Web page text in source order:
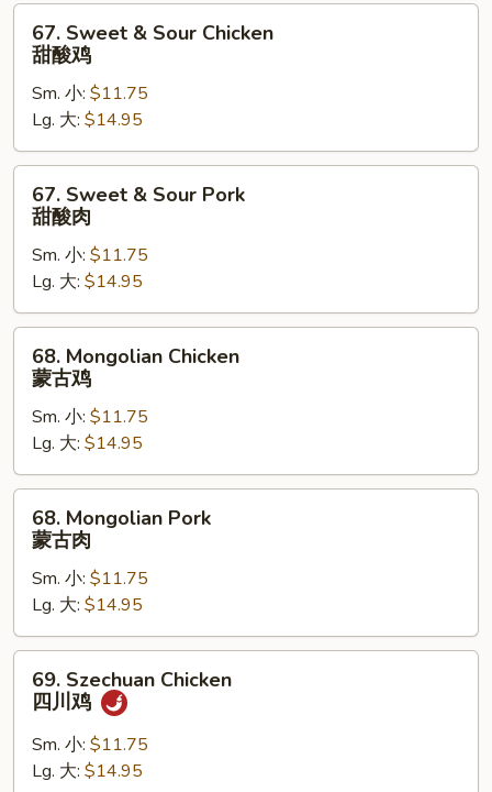
豆
Sweet
Sour
Chicken
甜
酸
67. Sweet & Sour Chicken
甜酸鸡
Sm. 小: $11.75
Lg. 大: $14.95
Sweet
Sour
Pork
甜
酸
67. Sweet & Sour Pork
甜酸肉
Sm. 小: $11.75
Lg. 大: $14.95
Mongolian
Chicken
鸡
68. Mongolian Chicken
蒙古鸡
Sm. 小: $11.75
Lg. 大: $14.95
Mongolian
Pork
肉
68. Mongolian Pork
蒙古肉
Sm. 小: $11.75
Lg. 大: $14.95
Szechuan
Chicken
69. Szechuan Chicken
四川鸡
Sm. 小: $11.75
Lg. 大: $14.95